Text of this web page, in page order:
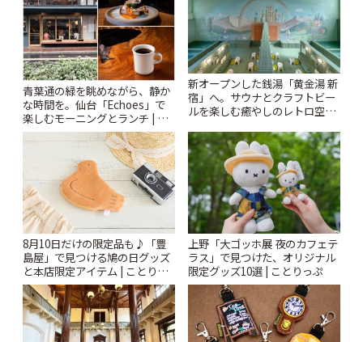
青葉通の緑を眺めながら、静か
な時間を。仙台「Echoes」で
楽しむモーニングとランチ | こ
とりっぷ
新オープンした銭湯「黄金湯 新
宿」へ。サウナとクラフトビー
ルを楽しむ癒やしのレトロ空間
8月10日だけの限定品も♪「豊
島屋」で見つける鳩の日グッズ
と本店限定アイテム | ことりっ
ぷ
上野「大ゴッホ展 夜のカフェテ
ラス」で見つけた、オリジナル
限定グッズ10選 | ことりっぷ